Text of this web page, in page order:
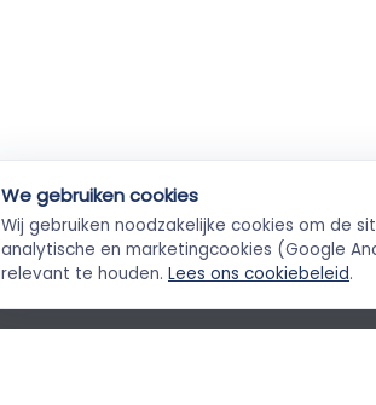
KvK-geverifieerd
Elke ZZP'er gecheckt
We gebruiken cookies
Wij gebruiken noodzakelijke cookies om de
analytische en marketingcookies (Google
relevant te houden. Lees ons cookiebeleid.